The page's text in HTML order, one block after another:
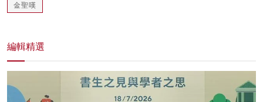
金聖嘆
編輯精選